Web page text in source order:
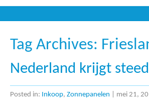
Tag Archives:
Nederland krijgt
Posted in: Inkoop, Zonnepanelen mei 21,